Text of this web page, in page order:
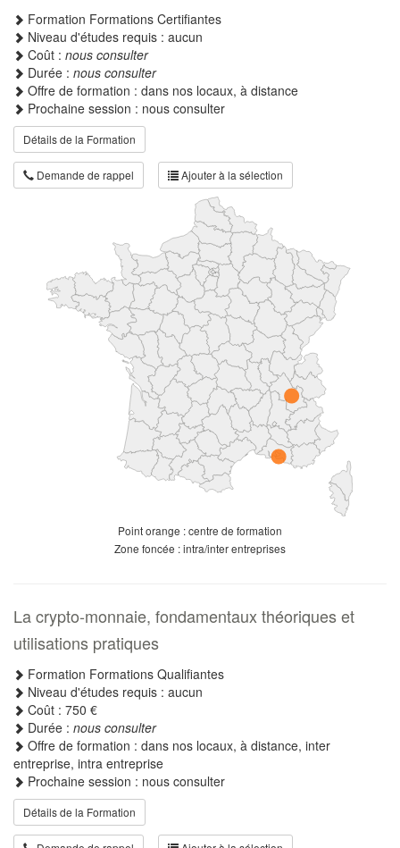
Formation Formations Certifiantes
Niveau d'études requis : aucun
Coût : nous consulter
Durée : nous consulter
Offre de formation : dans nos locaux, à distance
Prochaine session : nous consulter
Détails de la Formation
Demande de rappel Ajouter à la sélection
Point orange : centre de formation
Zone foncée : intra/inter entreprises
La crypto-monnaie, fondamentaux théoriques et
utilisations pratiques
Formation Formations Qualifiantes
Niveau d'études requis : aucun
Coût : 750 €
Durée : nous consulter
Offre de formation : dans nos locaux, à distance, inter
entreprise, intra entreprise
Prochaine session : nous consulter
Détails de la Formation